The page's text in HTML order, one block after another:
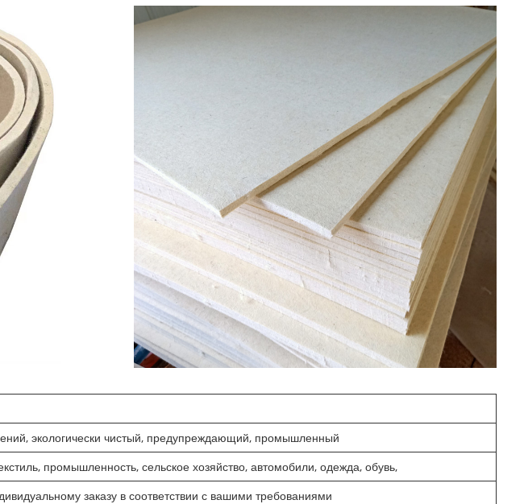
экологически чистый, предупреждающий, промышленный
промышленность, сельское хозяйство, автомобили, одежда, обувь,
заказу в соответствии с вашими требованиями